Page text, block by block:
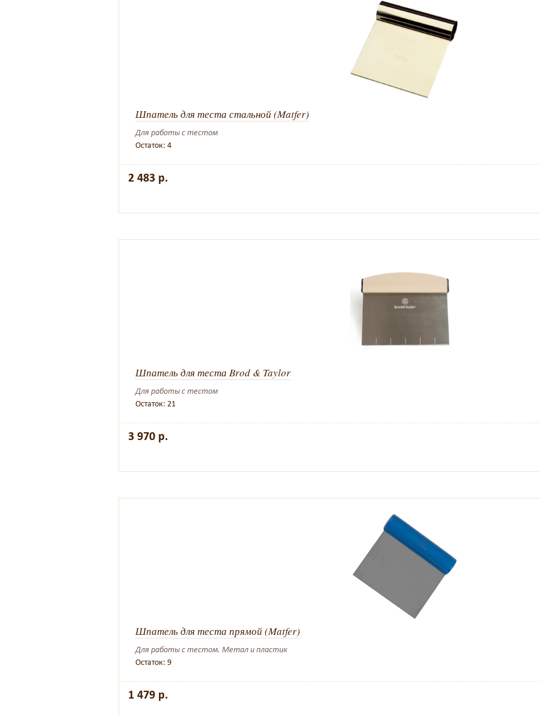
Шпатель для теста стальной (Matfer)
Для работы с тестом
Остаток: 4
2 483 р.
Шпатель для теста Brod & Taylor
Для работы с тестом
Остаток: 21
3 970 р.
Шпатель для теста прямой (Matfer)
Для работы с тестом. Метал и пластик
Остаток: 9
1 479 р.